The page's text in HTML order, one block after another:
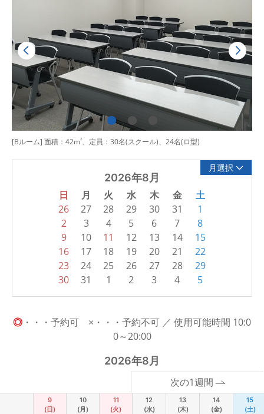
[Bルーム] 面積：42m2、定員：30名(スクール)、24名(ロ型)
月選択
2026年8月
日 月 火 水 木 金 土
26 27 28 29 30 31
1
2
3 4 5 6 7
8
9
10 11 12 13 14
15
16
17 18 19 20 21
22
23
24 25 26 27 28
29
30
31 1 2 3 4 5
◎ ・・・予約可 ×・・・予約不可 ／ 使用可能時間 10:0
0～20:00
2026年8月
次の1週間
9
(日)
10
(月)
11
(火)
12
(水)
13
(木)
14
(金)
15
(土)